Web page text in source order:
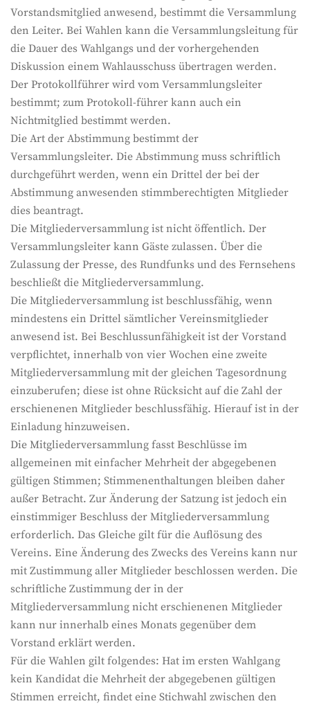
Vorstandsmitglied anwesend, bestimmt die Versammlung
den Leiter. Bei Wahlen kann die Versammlungsleitung für
die Dauer des Wahlgangs und der vorhergehenden
Diskussion einem Wahlausschuss übertragen werden.
Der Protokollführer wird vom Versammlungsleiter
bestimmt; zum Protokoll-führer kann auch ein
Nichtmitglied bestimmt werden.
Die Art der Abstimmung bestimmt der
Versammlungsleiter. Die Abstimmung muss schriftlich
durchgeführt werden, wenn ein Drittel der bei der
Abstimmung anwesenden stimmberechtigten Mitglieder
dies beantragt.
Die Mitgliederversammlung ist nicht öffentlich. Der
Versammlungsleiter kann Gäste zulassen. Über die
Zulassung der Presse, des Rundfunks und des Fernsehens
beschließt die Mitgliederversammlung.
Die Mitgliederversammlung ist beschlussfähig, wenn
mindestens ein Drittel sämtlicher Vereinsmitglieder
anwesend ist. Bei Beschlussunfähigkeit ist der Vorstand
verpflichtet, innerhalb von vier Wochen eine zweite
Mitgliederversammlung mit der gleichen Tagesordnung
einzuberufen; diese ist ohne Rücksicht auf die Zahl der
erschienenen Mitglieder beschlussfähig. Hierauf ist in der
Einladung hinzuweisen.
Die Mitgliederversammlung fasst Beschlüsse im
allgemeinen mit einfacher Mehrheit der abgegebenen
gültigen Stimmen; Stimmenenthaltungen bleiben daher
außer Betracht. Zur Änderung der Satzung ist jedoch ein
einstimmiger Beschluss der Mitgliederversammlung
erforderlich. Das Gleiche gilt für die Auflösung des
Vereins. Eine Änderung des Zwecks des Vereins kann nur
mit Zustimmung aller Mitglieder beschlossen werden. Die
schriftliche Zustimmung der in der
Mitgliederversammlung nicht erschienenen Mitglieder
kann nur innerhalb eines Monats gegenüber dem
Vorstand erklärt werden.
Für die Wahlen gilt folgendes: Hat im ersten Wahlgang
kein Kandidat die Mehrheit der abgegebenen gültigen
Stimmen erreicht, findet eine Stichwahl zwischen den